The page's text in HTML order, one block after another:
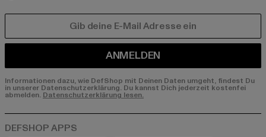
ANMELDEN
Informationen dazu, wie DefShop mit Deinen Daten umgeht, findest Du
in unserer Datenschutzerklärung. Du kannst Dich jederzeit kostenfei
abmelden. Datenschutzerklärung lesen.